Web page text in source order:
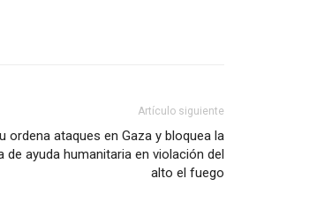
Artículo siguiente
ordena ataques en Gaza y bloquea la
de ayuda humanitaria en violación del
alto el fuego